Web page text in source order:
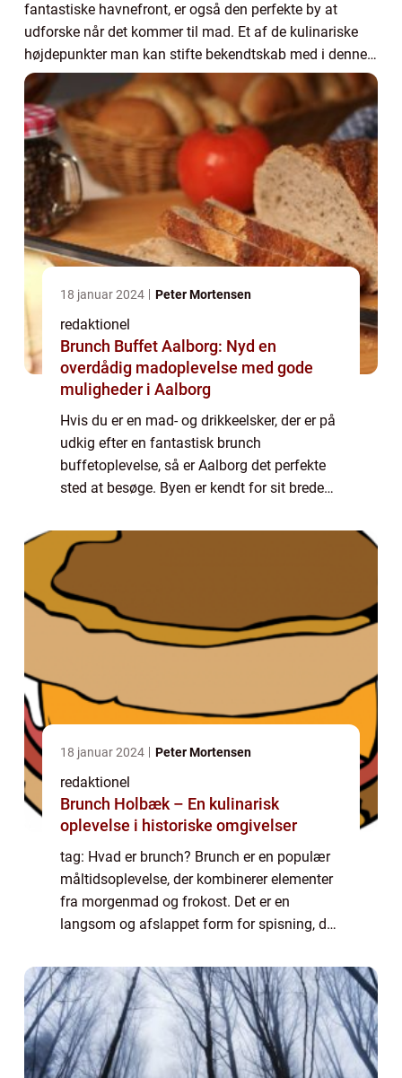
fantastiske havnefront, er også den perfekte by at
udforske når det kommer til mad. Et af de kulinariske
højdepunkter man kan stifte bekendtskab med i denne
nordjyske perle er det spansk-in...
18 januar 2024 Peter Mortensen
redaktionel
Brunch Buffet Aalborg: Nyd en
overdådig madoplevelse med gode
muligheder i Aalborg
Hvis du er en mad- og drikkeelsker, der er på
udkig efter en fantastisk brunch
buffetoplevelse, så er Aalborg det perfekte
sted at besøge. Byen er kendt for sit brede
række forskellige mad- og drikkevarer...
18 januar 2024 Peter Mortensen
redaktionel
Brunch Holbæk – En kulinarisk
oplevelse i historiske omgivelser
tag: Hvad er brunch? Brunch er en populær
måltidsoplevelse, der kombinerer elementer
fra morgenmad og frokost. Det er en
langsom og afslappet form for spisning, der
sig tid til at nyde både selskabet og det o...